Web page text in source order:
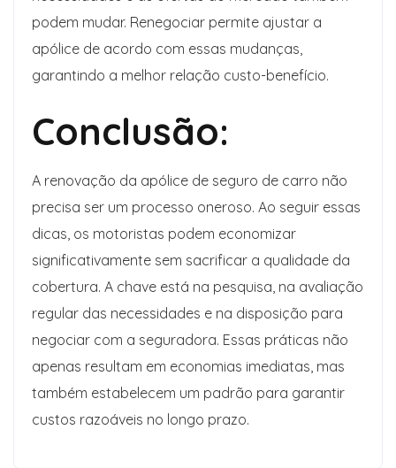
podem mudar. Renegociar permite ajustar a
apólice de acordo com essas mudanças,
garantindo a melhor relação custo-benefício.
Conclusão:
A renovação da apólice de seguro de carro não
precisa ser um processo oneroso. Ao seguir essas
dicas, os motoristas podem economizar
significativamente sem sacrificar a qualidade da
cobertura. A chave está na pesquisa, na avaliação
regular das necessidades e na disposição para
negociar com a seguradora. Essas práticas não
apenas resultam em economias imediatas, mas
também estabelecem um padrão para garantir
custos razoáveis no longo prazo.